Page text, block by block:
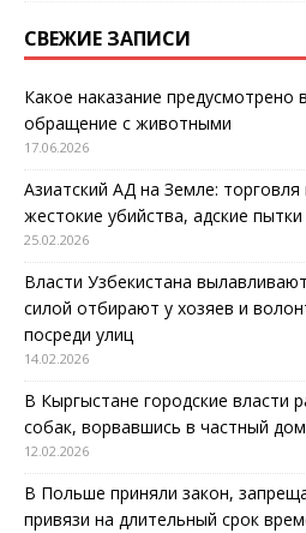
СВЕЖИЕ ЗАПИСИ
Какое наказание предусмотрено
обращение с животными
17.06.2026
Азиатский АД на Земле:
жестокие убийства, адские
25.02.2026
Власти Узбекистана
силой отбирают у хозяев и
посреди улиц
14.02.2026
В Кыргыстане городские власти
собак, ворвавшись в частный дом
12.02.2026
В Польше приняли закон,
привязи на длительный срок